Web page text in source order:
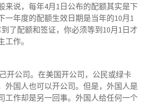
来说，每年4月1日公布的配额其实是下
一年度的配额生效日期是当年的10月1
了配额和签证，你必须等到10月1日才
作。
开公司。在美国开公司，公民或绿卡
外国人也可以开公司。但是，外国人是
工作却是另一回事。外国人给任何一个